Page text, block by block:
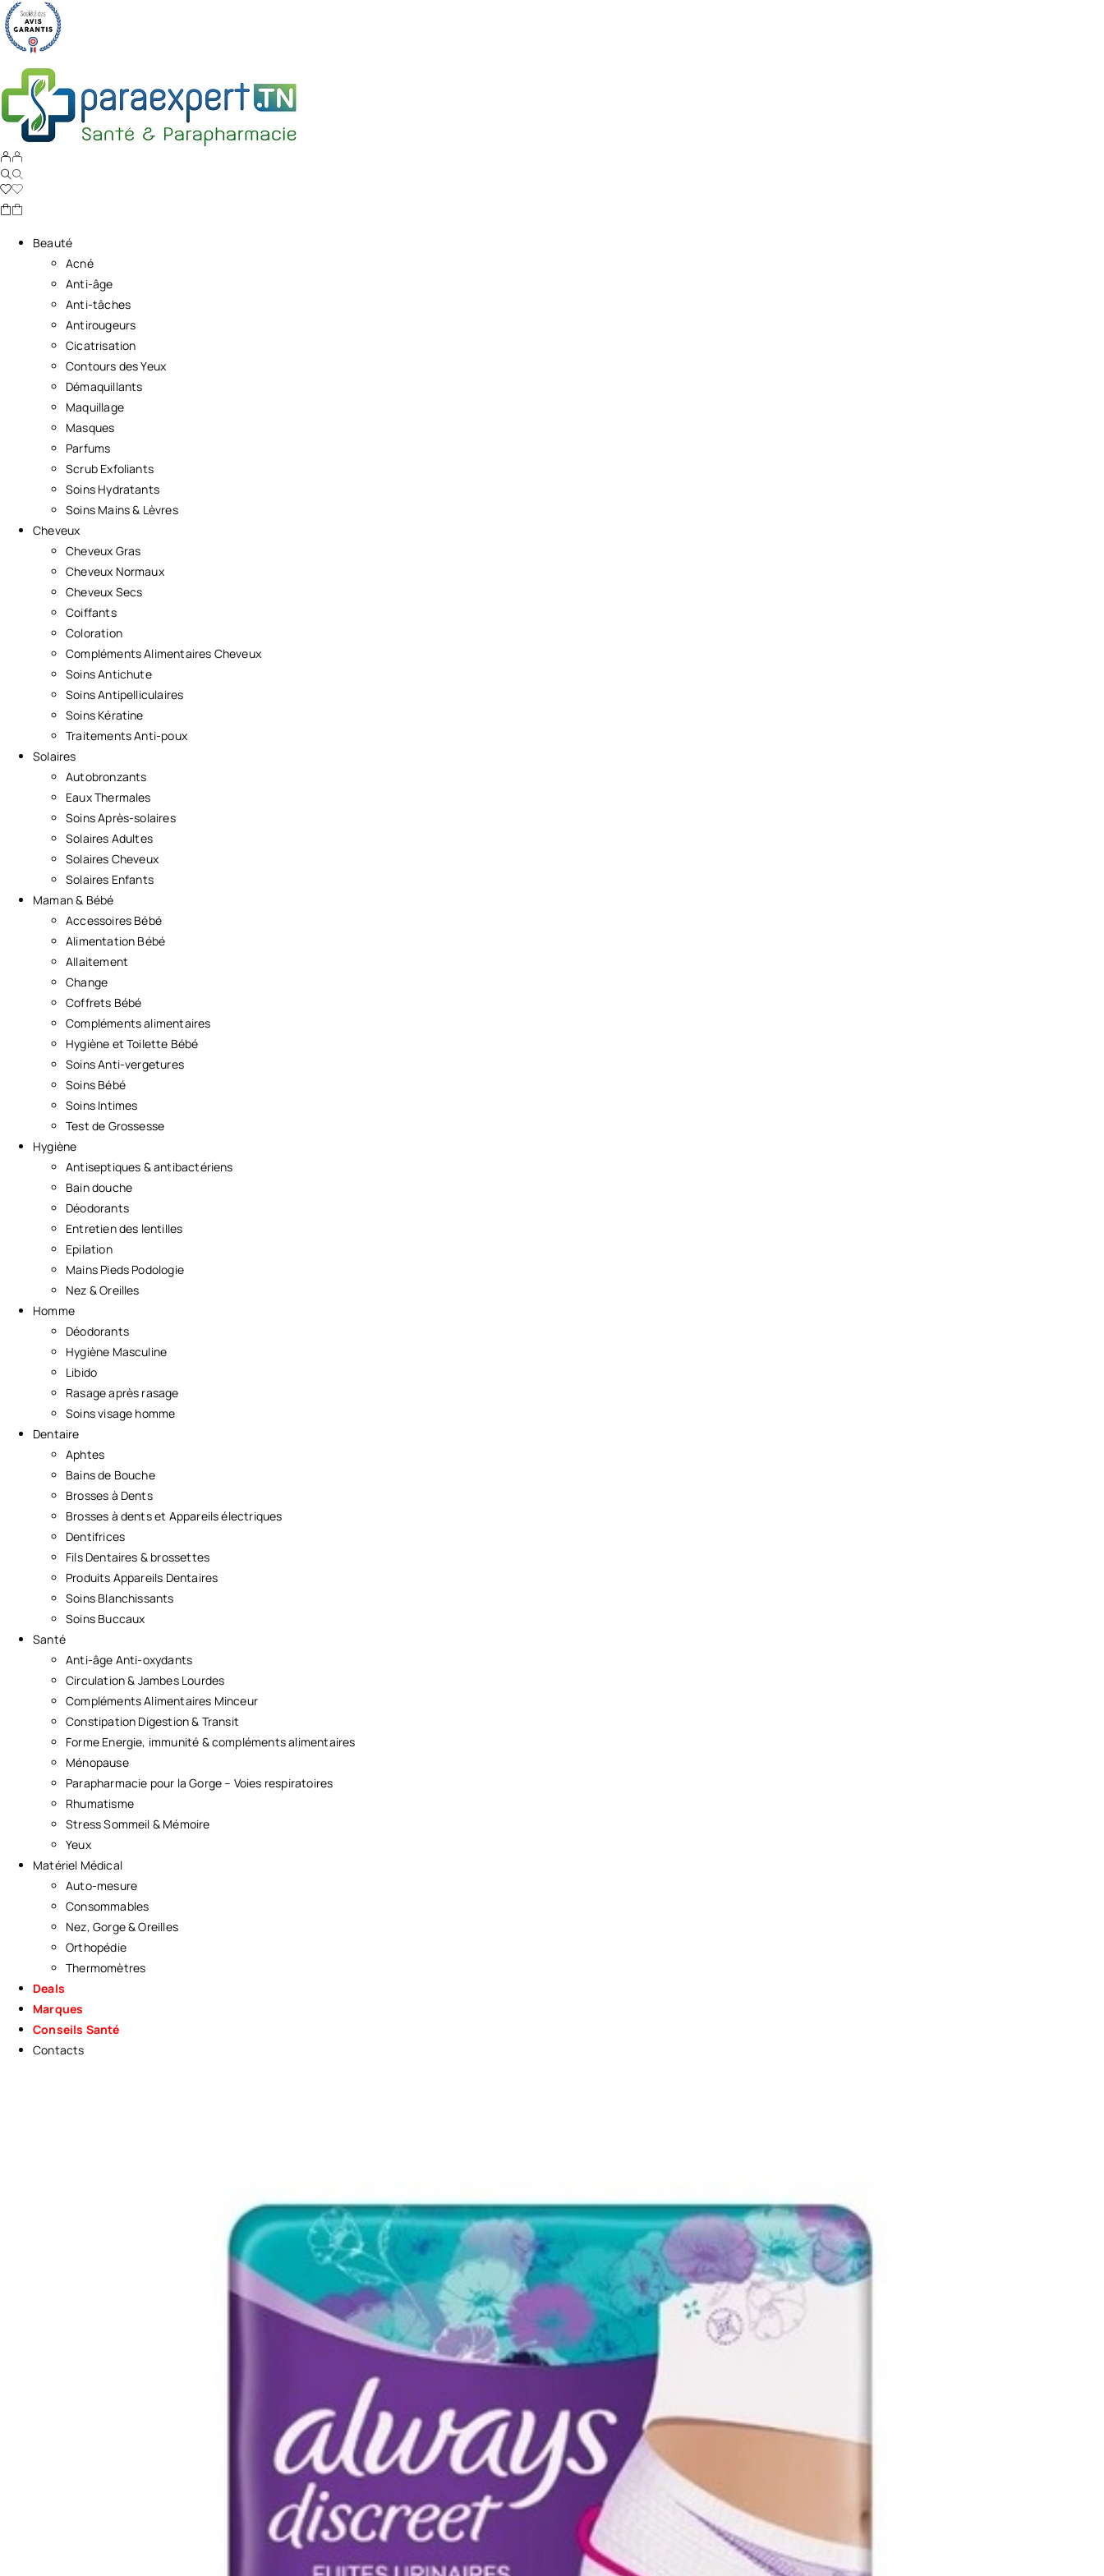
Beauté
Acné
Anti-âge
Anti-tâches
Antirougeurs
Cicatrisation
Contours des Yeux
Démaquillants
Maquillage
Masques
Parfums
Scrub Exfoliants
Soins Hydratants
Soins Mains & Lèvres
Cheveux
Cheveux Gras
Cheveux Normaux
Cheveux Secs
Coiffants
Coloration
Compléments Alimentaires Cheveux
Soins Antichute
Soins Antipelliculaires
Soins Kératine
Traitements Anti-poux
Solaires
Autobronzants
Eaux Thermales
Soins Après-solaires
Solaires Adultes
Solaires Cheveux
Solaires Enfants
Maman & Bébé
Accessoires Bébé
Alimentation Bébé
Allaitement
Change
Coffrets Bébé
Compléments alimentaires
Hygiène et Toilette Bébé
Soins Anti-vergetures
Soins Bébé
Soins Intimes
Test de Grossesse
Hygiène
Antiseptiques & antibactériens
Bain douche
Déodorants
Entretien des lentilles
Epilation
Mains Pieds Podologie
Nez & Oreilles
Homme
Déodorants
Hygiène Masculine
Libido
Rasage après rasage
Soins visage homme
Dentaire
Aphtes
Bains de Bouche
Brosses à Dents
Brosses à dents et Appareils électriques
Dentifrices
Fils Dentaires & brossettes
Produits Appareils Dentaires
Soins Blanchissants
Soins Buccaux
Santé
Anti-âge Anti-oxydants
Circulation & Jambes Lourdes
Compléments Alimentaires Minceur
Constipation Digestion & Transit
Forme Energie, immunité & compléments alimentaires
Ménopause
Parapharmacie pour la Gorge – Voies respiratoires
Rhumatisme
Stress Sommeil & Mémoire
Yeux
Matériel Médical
Auto-mesure
Consommables
Nez, Gorge & Oreilles
Orthopédie
Thermomètres
Deals
Marques
Conseils Santé
Contacts